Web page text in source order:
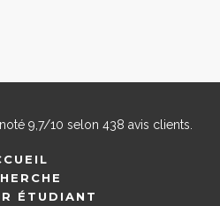
9,7/10 selon 438 avis clients.
ÉTUDIANT